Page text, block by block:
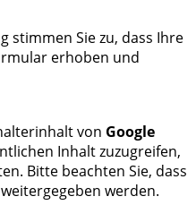
stimmen Sie zu, dass Ihre
erhoben und
von Google
Inhalt zuzugreifen,
Bitte beachten Sie, dass
werden.